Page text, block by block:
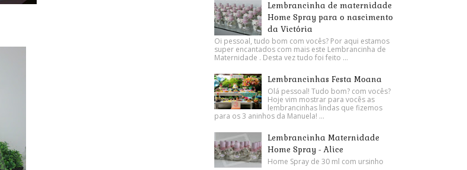
Lembrancinha de maternidade
Home Spray para o nascimento
da Victória
Oi pessoal, tudo bom com vocês? Por aqui estamos
super encantados com mais este Lembrancinha de
Maternidade . Desta vez tudo foi feito ...
Lembrancinhas Festa Moana
Olá pessoal! Tudo bom? com vocês?
Hoje vim mostrar para vocês as
lembrancinhas lindas que fizemos
para os 3 aninhos da Manuela! ...
Lembrancinha Maternidade
Home Spray - Alice
Home Spray de 30 ml com ursinho